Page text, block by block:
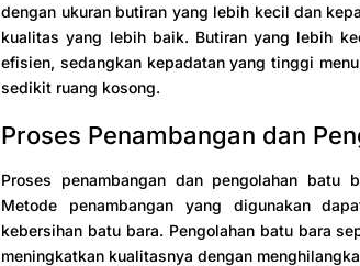
dengan ukuran butiran yang lebih kecil dan
kualitas yang lebih baik. Butiran yang lebih
efisien, sedangkan kepadatan yang tinggi
sedikit ruang kosong.
Proses Penambangan dan
Proses penambangan dan pengolahan batu
Metode penambangan yang digunakan
kebersihan batu bara. Pengolahan batu bara
meningkatkan kualitasnya dengan